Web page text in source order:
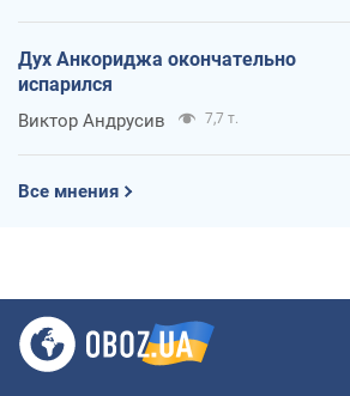
Дух Анкориджа окончательно
испарился
Виктор Андрусив 7,7 т.
Все мнения